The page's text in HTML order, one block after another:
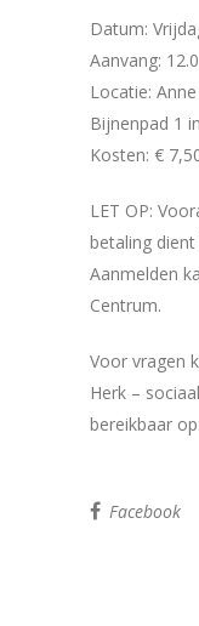
Datum:
Aanvang:
Locatie:
Bijnenpad 1
Kosten: €
LET OP:
betaling
Aanmelden
Centrum.
Voor vragen
Herk –
bereikbaar
Facebook